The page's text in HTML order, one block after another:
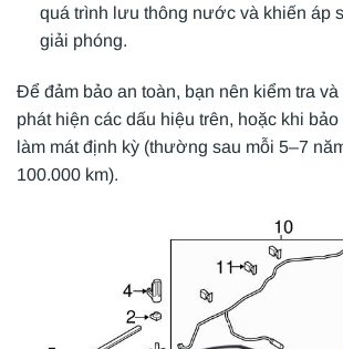
quá trình lưu thông nước và khiến áp
giải phóng.
Để đảm bảo an toàn, bạn nên kiểm tra
phát hiện các dấu hiệu trên, hoặc khi
làm mát định kỳ (thường sau mỗi 5–7
100.000 km).